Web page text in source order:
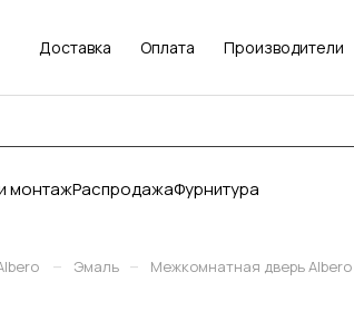
Доставка Оплата Производители
монтажРаспродажаФурнитура
– Эмаль – Межкомнатная дверь